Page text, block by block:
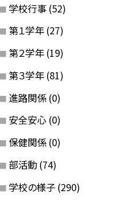
学校行事 (52)
第１学年 (27)
第２学年 (19)
第３学年 (81)
進路関係 (0)
安全安心 (0)
保健関係 (0)
部活動 (74)
学校の様子 (290)